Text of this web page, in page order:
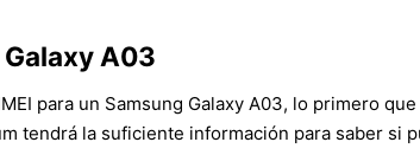
A03
para un Samsung Galaxy A03, lo primero
tendrá la suficiente información para saber si